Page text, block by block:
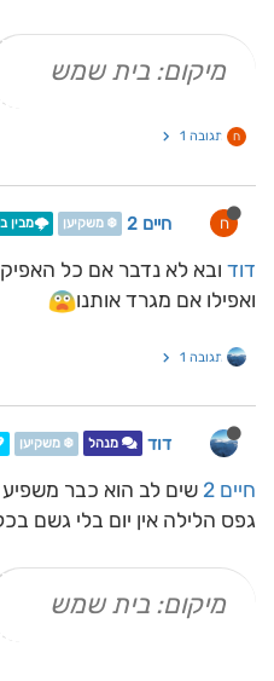
מיקום: בית שמש
ח תגובה 1
ח חיים 2 ❄️ משקיען 🌩️מבין
דוד ובא לא נדבר אם כל האפיק
ואפילו אם מגרד אותנו
תגובה 1
דוד מנהל ❄️ משקיען
חיים 2
שים לב הוא כבר משפיע
גפס הלילה אין יום בלי גשם
מיקום: בית שמש